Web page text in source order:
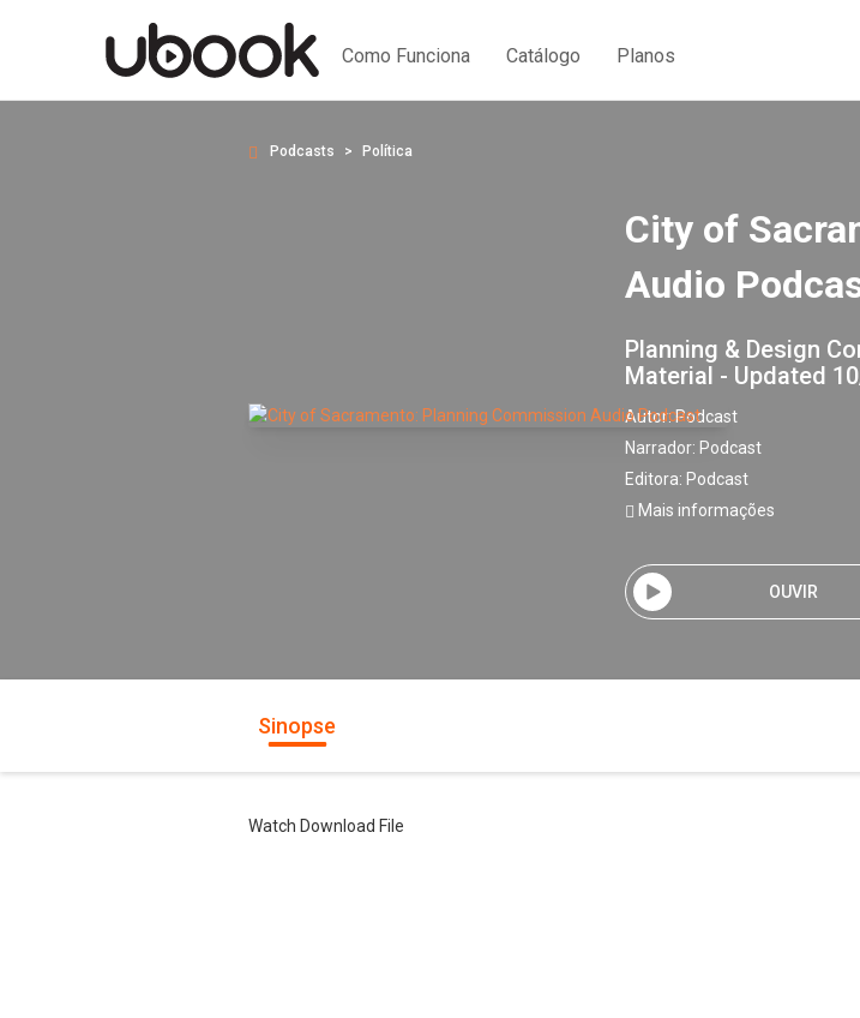
Como Funciona Catálogo Planos
Podcasts Política
City of
Audio
Planning & Design
Material - Updated
Autor:Podcast
Narrador: Podcast
Editora: Podcast
Mais informações
OUVIR
Sinopse
Watch Download File